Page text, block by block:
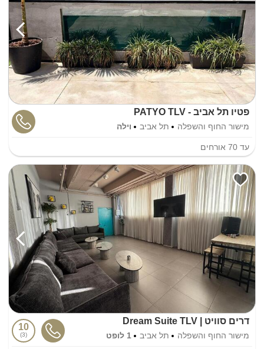
פטיו תל אביב - PATYO TLV
מישור החוף והשפלה תל אביב וילה
עד 70 אורחים
דרים סוויט | Dream Suite TLV
מישור החוף והשפלה תל אביב 1 לופט
10
3